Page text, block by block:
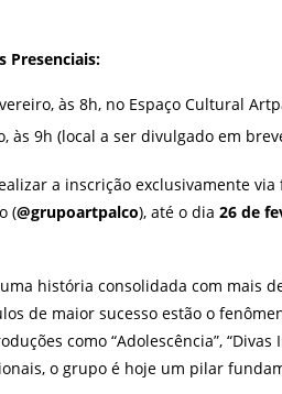
Presenciais:
às 8h, no Espaço Cultural
às 9h (local a ser divulgado em
a inscrição exclusivamente
(@grupoartpalco), até o dia 26 de
história consolidada com mais
de maior sucesso estão o
como “Adolescência”,
o grupo é hoje um pilar